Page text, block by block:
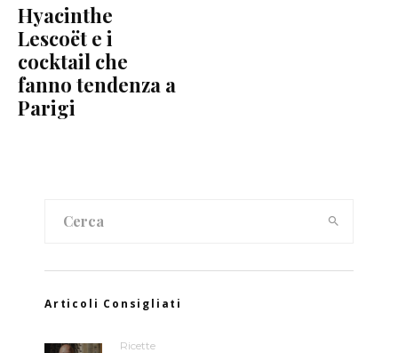
Hyacinthe
Lescoët e i
cocktail che
fanno tendenza a
Parigi
Articoli Consigliati
Ricette